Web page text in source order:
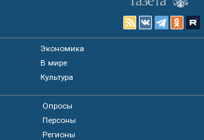
Экономика
В мире
Культура
Опросы
Персоны
Регионы